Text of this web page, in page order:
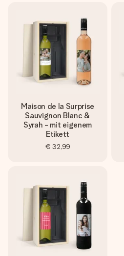
Maison de la Surprise
Sauvignon Blanc &
Syrah - mit eigenem
Etikett
€ 32,99